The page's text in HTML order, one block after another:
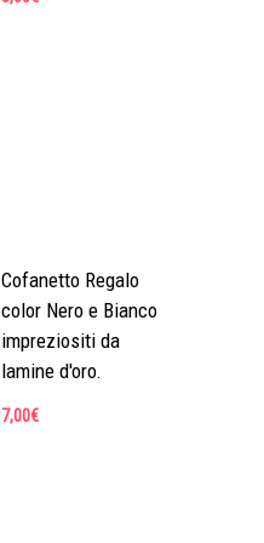
Cofanetto Regalo
color Nero e Bianco
impreziositi da
lamine d'oro.
7,00€